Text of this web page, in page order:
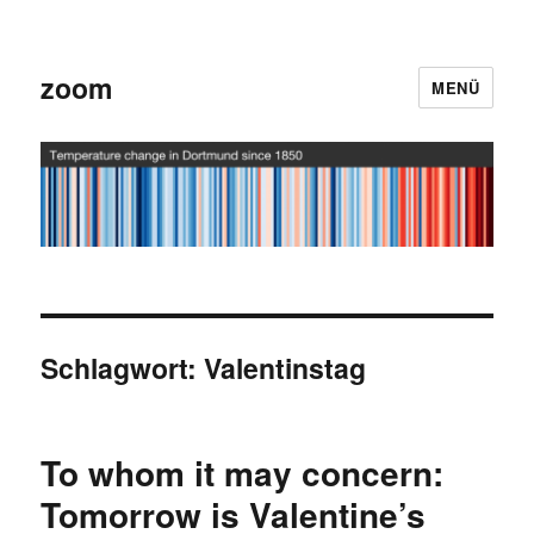
zoom MENÜ
Schlagwort:Valentinstag
To whom it may concern:
Tomorrow is Valentine’s